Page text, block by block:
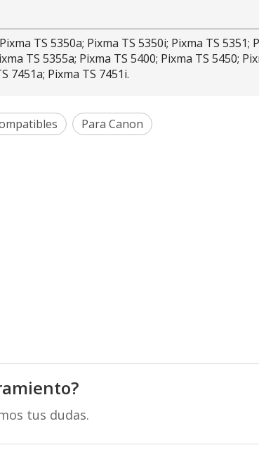
TS 5350a; Pixma TS 5350i; Pixma TS 5351;
TS 5355a; Pixma TS 5400; Pixma TS 5450;
7451a; Pixma TS 7451i.
Para Canon
tus dudas.